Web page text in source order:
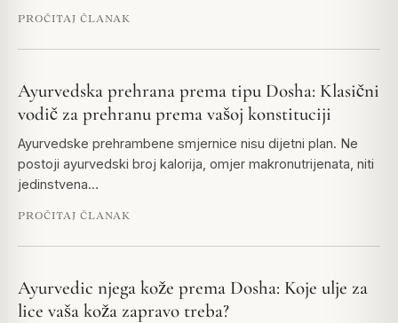
PROČITAJ ČLANAK
Ayurvedska prehrana prema tipu Dosha: Klasični
vodič za prehranu prema vašoj konstituciji
Ayurvedske prehrambene smjernice nisu dijetni plan. Ne
postoji ayurvedski broj kalorija, omjer makronutrijenata, niti
jedinstvena…
PROČITAJ ČLANAK
Ayurvedic njega kože prema Dosha: Koje ulje za
lice vaša koža zapravo treba?